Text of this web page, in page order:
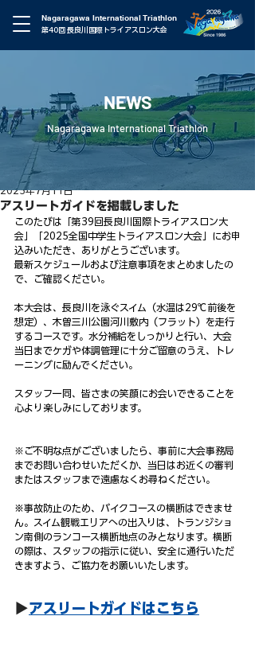
Nagaragawa International Triathlon
第40回 長良川国際トライアスロン大会
アスリートガイドを掲載しました
2025年7月11日
このたびは「第39回長良川国際トライアスロン大
会」「2025全国中学生トライアスロン大会」にお申
込みいただき、ありがとうございます。
最新スケジュールおよび注意事項をまとめましたの
で、ご確認ください。
本大会は、長良川を泳ぐスイム（水温は29℃前後を
想定）、木曽三川公園河川敷内（フラット）を走行
するコースです。水分補給をしっかりと行い、大会
当日までケガや体調管理に十分ご留意のうえ、トレ
ーニングに励んでください。
スタッフ一同、皆さまの笑顔にお会いできることを
心より楽しみにしております。
※ ご不明な点がございましたら、事前に大会事務局
までお問い合わせいただくか、当日はお近くの審判
またはスタッフまで遠慮なくお尋ねください。
※事故防止のため、バイクコースの横断はできませ
ん。スイム観戦エリアへの出入りは、トランジショ
ン南側のランコース横断地点のみとなります。横断
の際は、スタッフの指示に従い、安全に通行いただ
きますよう、ご協力をお願いいたします。
▶アスリートガイドはこちら
NEWS
Nagaragawa International Triathlon